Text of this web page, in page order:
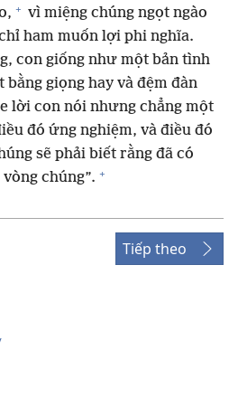
+ vì miệng chúng ngọt ngào
ham muốn lợi phi nghĩa.
con giống như một bản tình
giọng hay và đệm đàn
lời con nói nhưng chẳng một
đó ứng nghiệm, và điều đó
sẽ phải biết rằng đã có
chúng”. +
Tiếp theo